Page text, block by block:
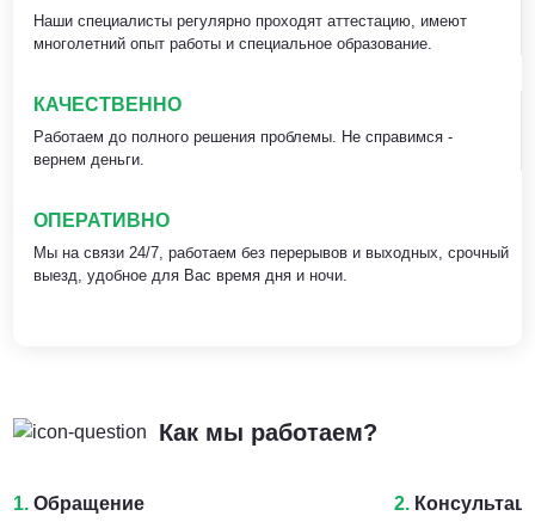
Наши специалисты регулярно проходят аттестацию, имеют
многолетний опыт работы и специальное образование.
КАЧЕСТВЕННО
Работаем до полного решения проблемы. Не справимся -
вернем деньги.
ОПЕРАТИВНО
Мы на связи 24/7, работаем без перерывов и выходных, срочный
выезд, удобное для Вас время дня и ночи.
Как мы работаем?
1. Обращение 2.